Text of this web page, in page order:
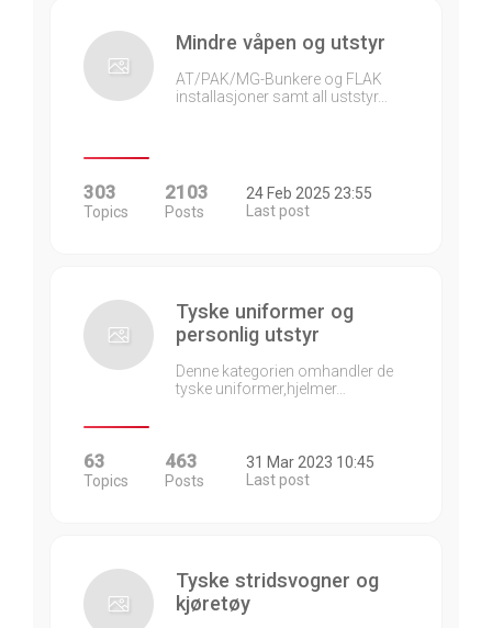
Mindre våpen og utstyr
AT/PAK/MG-Bunkere og FLAK
installasjoner samt all uststyr…
303
Topics
2103
Posts
24 Feb 2025 23:55
Last post
Tyske uniformer og
personlig utstyr
Denne kategorien omhandler de
tyske uniformer,hjelmer…
63
Topics
463
Posts
31 Mar 2023 10:45
Last post
Tyske stridsvogner og
kjøretøy